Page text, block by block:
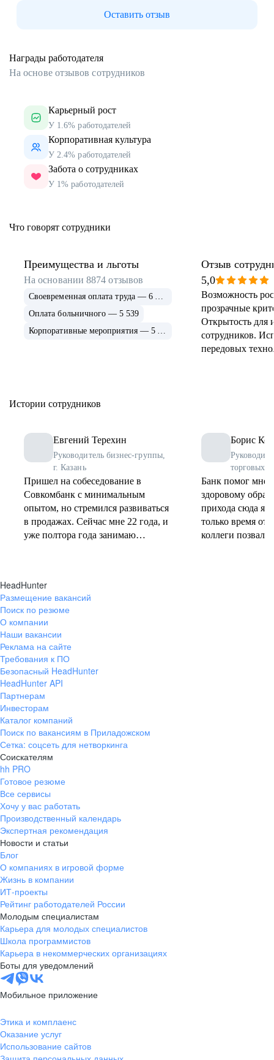
Оставить отзыв
Награды работодателя
На основе отзывов сотрудников
Карьерный рост
У 1.6% работодателей
Корпоративная культура
У 2.4% работодателей
Забота о сотрудниках
У 1% работодателей
Что говорят сотрудники
Преимущества и льготы
На основании8874 отзывов
Своевременная оплата труда — 6 915
Оплата больничного — 5 539
Корпоративные мероприятия — 5 339
Отзыв
5,0
Возможность
прозрачные
Открытость для
сотрудников.
передовых
Истории сотрудников
Евгений Терехин
Руководитель бизнес-группы,
г. Казань
Пришел на собеседование в
Совкомбанк с минимальным
опытом, но стремился развиваться
в продажах. Сейчас мне 22 года, и
уже полтора года занимаю
образование. Молодежь сегодня
задаёт тренды и меняет рынок
труда, и горжусь тем, что являюсь
Борис
торговых
Банк помог мне
здоровому
прихода сюда я
только время от
коллеги позвали
HeadHunter
Размещение вакансий
Поиск по резюме
О компании
Наши вакансии
Реклама на сайте
Требования к ПО
Безопасный HeadHunter
HeadHunter API
Партнерам
Инвесторам
Каталог компаний
Поиск по вакансиям в Приладожском
Сетка: соцсеть для нетворкинга
Соискателям
hh PRO
Готовое резюме
Все сервисы
Хочу у вас работать
Производственный календарь
Экспертная рекомендация
Новости и статьи
Блог
О компаниях в игровой форме
Жизнь в компании
ИТ-проекты
Рейтинг работодателей России
Молодым специалистам
Карьера для молодых специалистов
Школа программистов
Карьера в некоммерческих организациях
Боты для уведомлений
Мобильное приложение
Этика и комплаенс
Оказание услуг
Использование сайтов